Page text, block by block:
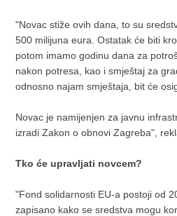
"Novac stiže ovih dana, to su
500 milijuna eura. Ostatak će biti
potom imamo godinu dana za
nakon potresa, kao i smještaj za
odnosno najam smještaja, bit će
Novac je namijenjen za javnu
izradi Zakon o obnovi Zagreba",
Tko će upravljati novcem?
"Fond solidarnosti EU-a postoji od
zapisano kako se sredstva mogu